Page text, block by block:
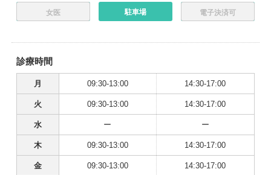
女医 駐車場 電子決済可
診療時間
月 09:30-13:00 14:30-17:00
火 09:30-13:00 14:30-17:00
水 ー ー
木 09:30-13:00 14:30-17:00
金 09:30-13:00 14:30-17:00